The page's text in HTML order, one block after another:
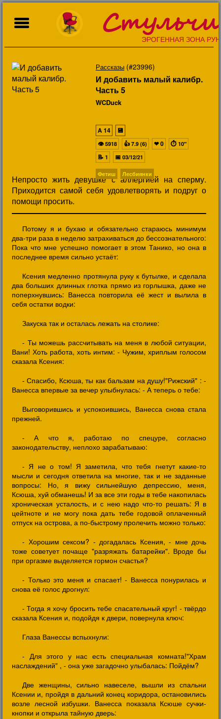
ЭРОГЕННАЯ ЗОНА
Рассказы (#23996)
И добавить малый калибр.
Часть 5
WCDuck
Непросто жить девушке с аллергией на сперму.
Приходится самой себя удовлетворять и подруг о
помощи просить.
A14
💾
👁5918 👍 7.9 (6) ❤0 ⏱ 10"
📝 1 📅 03/12/21
Фетиш Лесбиянки
Потому я и бухаю и обязательно стараюсь минимум
два-три раза в неделю затрахиваться до бессознательного:
Пока что мне успешно помогает в этом Танико, но она в
последнее время сильно устаёт:
Ксения медленно протянула руку к бутылке, и сделала
два больших длинных глотка прямо из горлышка, даже не
поперхнувшись: Ванесса повторила её жест и вылила в
себя остатки водки:
Закуска так и осталась лежать на столике:
- Ты можешь рассчитывать на меня в любой ситуации,
Вани! Хоть работа, хоть интим: - Чужим, хриплым голосом
сказала Ксения:
- Спасибо, Ксюша, ты как бальзам на душу!"Рижский" : -
Ванесса впервые за вечер улыбнулась: - А теперь о тебе:
Выговорившись и успокоившись, Ванесса снова стала
прежней.
- А что я, работаю по спецуре, согласно
законодательству, неплохо зарабатываю:
- Я не о том! Я заметила, что тебя гнетут какие-то
мысли и сегодня ответила на многие, так и не заданные
вопросы: Но, я вижу сильнейшую депрессию, меня,
Ксюша, хуй обманешь! И за все эти годы в тебе накопилась
хроническая усталость, и с нею надо что-то решать: Я в
цейтноте и не могу пока дать тебе годовой оплаченный
отпуск на острова, а по-быстрому пролечить можно только:
- Хорошим сексом? - догадалась Ксения, - мне дочь
тоже советует почаще "разряжать батарейки". Вроде бы
при оргазме выделяется гормон счастья?
- Только это меня и спасает! - Ванесса понурилась и
снова её голос дрогнул:
- Тогда я хочу бросить тебе спасательный круг! - твёрдо
сказала Ксения и, подойдя к двери, повернула ключ:
Глаза Ванессы вспыхнули:
- Для этого у нас есть специальная комната!"Храм
наслаждений" , - она уже загадочно улыбалась: Пойдём?
Две женщины, сильно навеселе, вышли из спальни
Ксении и, пройдя в дальний конец коридора, остановились
возле лесной избушки. Ванесса показала Ксюше сучки-
кнопки и открыла тайную дверь: